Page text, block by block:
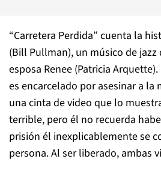
“Carretera Perdida” cuenta la
(Bill Pullman), un músico de jazz
esposa Renee (Patricia
es encarcelado por asesinar a la
una cinta de video que lo
terrible, pero él no recuerda
prisión él inexplicablemente se
persona. Al ser liberado, ambas